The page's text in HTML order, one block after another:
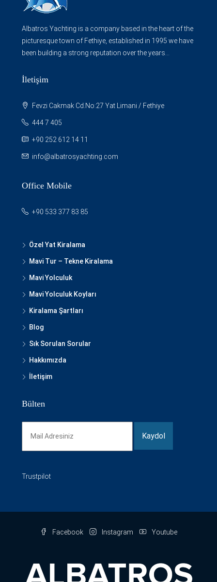
Albatros Yachting is a company based in the heart of the
picturesque town of Fethiye, established in 1995 we have
been building a strong reputation over the years...
İletişim
Fevzi Cakmak Cd.No:27 Yat Limani / Fethiye
444 7 405
+90 252 612 14 11
info@albatrosyachting.com
Office Mobile
+90 533 377 83 85
Özel Yat Kiralama
Mavi Tur – Tekne Kiralama
Mavi Yolculuk
Mavi Yolculuk Koyları
Kiralama Şartları
Blog
Sık Sorulan Sorular
Hakkımızda
İletişim
Bülten
Trustpilot
Facebook Instagram Youtube